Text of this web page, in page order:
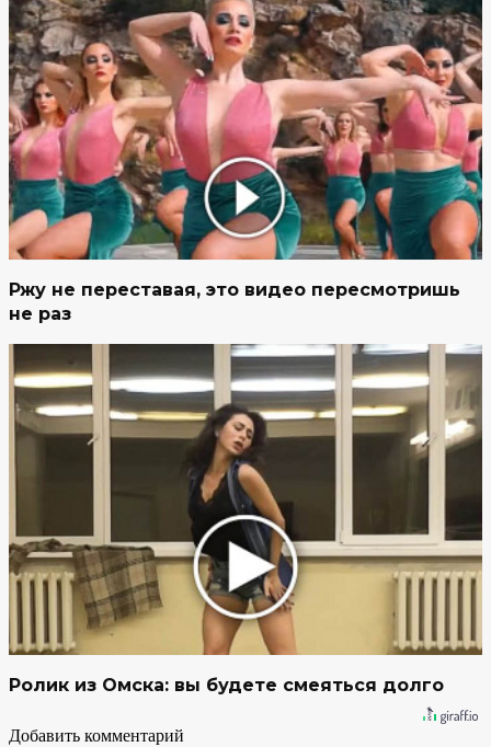
Ржу не переставая, это видео пересмотришь
не раз
Ролик из Омска: вы будете смеяться долго
Добавить комментарий